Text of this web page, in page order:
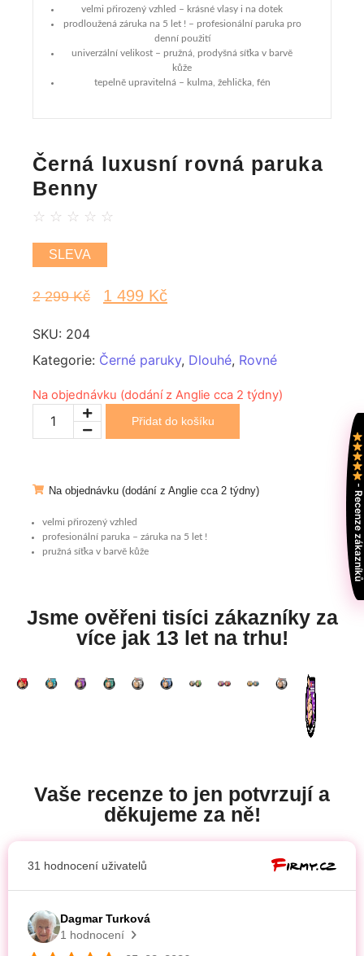
velmi přirozený vzhled – krásné vlasy i na dotek
prodloužená záruka na 5 let ! – profesionální paruka pro
denní použití
univerzální velikost – pružná, prodyšná síťka v barvě
kůže
tepelně upravitelná – kulma, žehlička, fén
Černá luxusní rovná paruka
Benny
☆ ☆ ☆ ☆ ☆
SLEVA
2 299Kč 1 499 Kč
SKU: 204
Kategorie: Černé paruky, Dlouhé, Rovné
Na objednávku (dodání z Anglie cca 2 týdny)
Přidat do košíku
Na objednávku (dodání z Anglie cca 2 týdny)
velmi přirozený vzhled
profesionální paruka – záruka na 5 let !
pružná síťka v barvě kůže
Jsme ověřeni tisíci zákazníky za
více jak 13 let na trhu!
Vaše recenze to jen potvrzují a
děkujeme za ně!
- Recenze zákazníků